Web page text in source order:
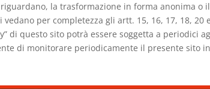
la trasformazione in forma anonima o
per completezza gli artt. 15, 16, 17, 18, 20
di questo sito potrà essere soggetta a periodici
di monitorare periodicamente il presente